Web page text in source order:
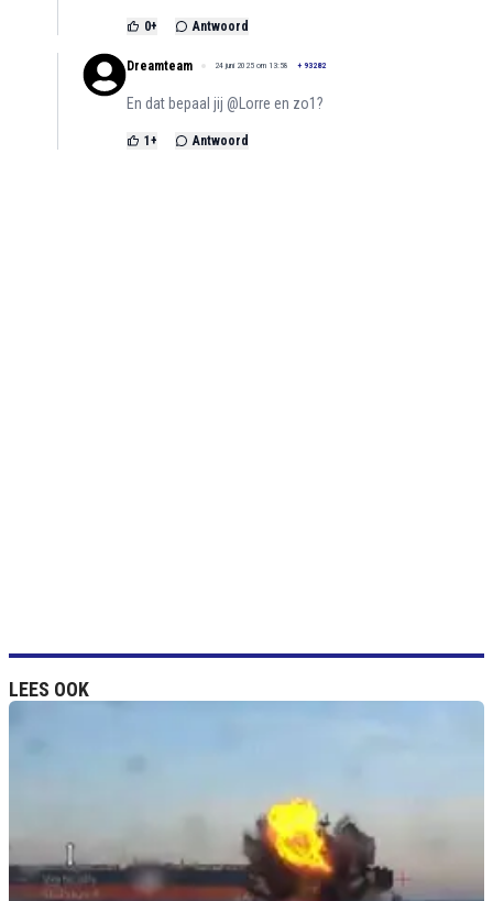
0+ Antwoord
Dreamteam 24 juni 2025 om 13:58 + 93282
En dat bepaal jij @Lorre en zo1?
1 + Antwoord
LEES OOK